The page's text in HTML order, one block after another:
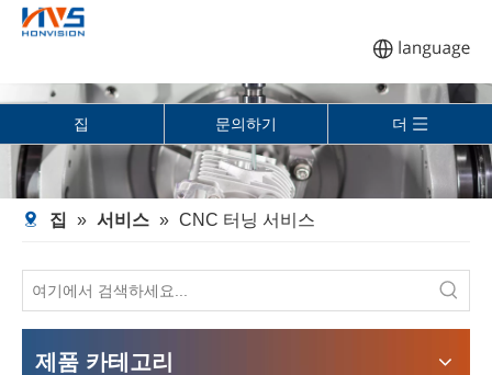
집 문의하기 더
집 » 서비스 » CNC 터닝 서비스
제품 카테고리